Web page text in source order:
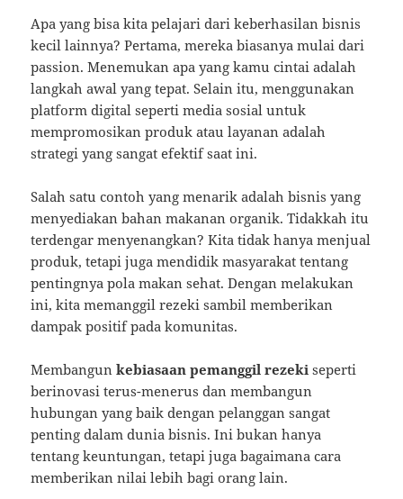
Apa yang bisa kita pelajari dari keberhasilan bisnis
kecil lainnya? Pertama, mereka biasanya mulai dari
passion. Menemukan apa yang kamu cintai adalah
langkah awal yang tepat. Selain itu, menggunakan
platform digital seperti media sosial untuk
mempromosikan produk atau layanan adalah
strategi yang sangat efektif saat ini.
Salah satu contoh yang menarik adalah bisnis yang
menyediakan bahan makanan organik. Tidakkah itu
terdengar menyenangkan? Kita tidak hanya menjual
produk, tetapi juga mendidik masyarakat tentang
pentingnya pola makan sehat. Dengan melakukan
ini, kita memanggil rezeki sambil memberikan
dampak positif pada komunitas.
Membangunkebiasaan pemanggil rezeki seperti
berinovasi terus-menerus dan membangun
hubungan yang baik dengan pelanggan sangat
penting dalam dunia bisnis. Ini bukan hanya
tentang keuntungan, tetapi juga bagaimana cara
memberikan nilai lebih bagi orang lain.